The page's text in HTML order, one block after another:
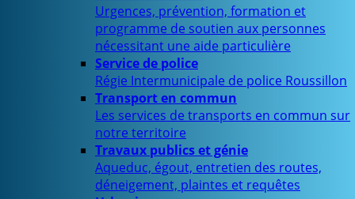
Urgences, prévention, formation et
programme de soutien aux personnes
nécessitant une aide particulière
Service de police
Régie Intermunicipale de police Roussillon
Transport en commun
Les services de transports en commun sur
notre territoire
Travaux publics et génie
Aqueduc, égout, entretien des routes,
déneigement, plaintes et requêtes